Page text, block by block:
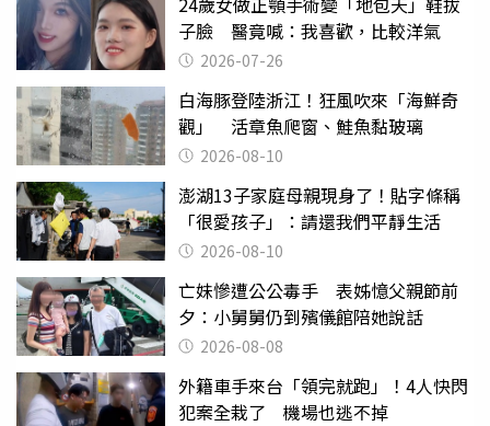
子臉 醫竟喊：我喜歡，比較洋氣
2026-07-26
白海豚登陸浙江！狂風吹來「海鮮奇
觀」 活章魚爬窗、鮭魚黏玻璃
2026-08-10
澎湖13子家庭母親現身了！貼字條稱
「很愛孩子」：請還我們平靜生活
2026-08-10
亡妹慘遭公公毒手 表姊憶父親節前
夕：小舅舅仍到殯儀館陪她說話
2026-08-08
外籍車手來台「領完就跑」！4人快閃
犯案全栽了 機場也逃不掉